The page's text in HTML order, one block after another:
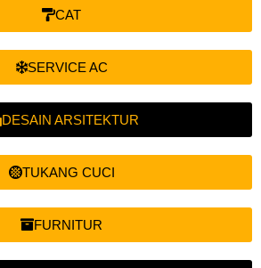
CAT
SERVICE AC
DESAIN ARSITEKTUR
TUKANG CUCI
FURNITUR